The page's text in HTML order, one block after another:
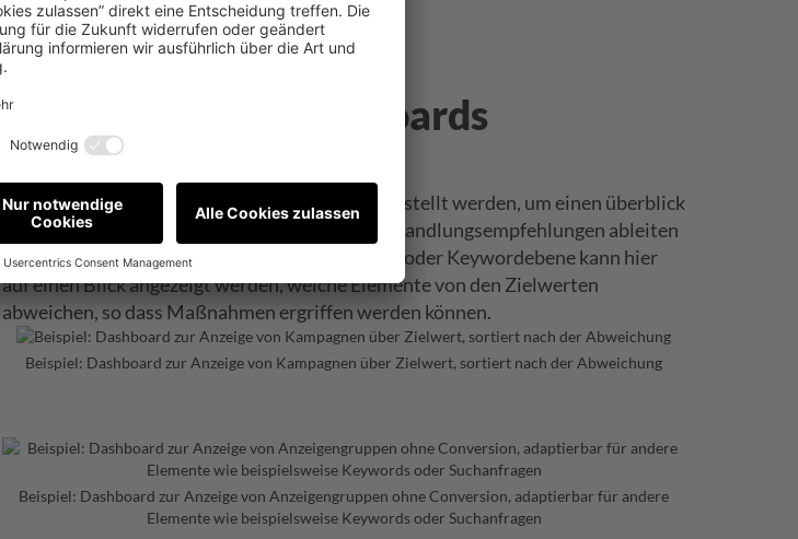
Optimierungs-Dashboards
Gewünschte Elemente können über Filter dargestellt werden, um einen überblick
über Auffälligkeiten zu erlangen und konkrete Handlungsempfehlungen ableiten
zu können. Auf Kampagnen-, Anzeigengruppen- oder Keywordebene kann hier
auf einen Blick angezeigt werden, welche Elemente von den Zielwerten
abweichen, so dass Maßnahmen ergriffen werden können.
Beispiel: Dashboard zur Anzeige von Kampagnen über Zielwert, sortiert nach der Abweichung
Beispiel: Dashboard zur Anzeige von Anzeigengruppen ohne Conversion, adaptierbar für andere
Elemente wie beispielsweise Keywords oder Suchanfragen